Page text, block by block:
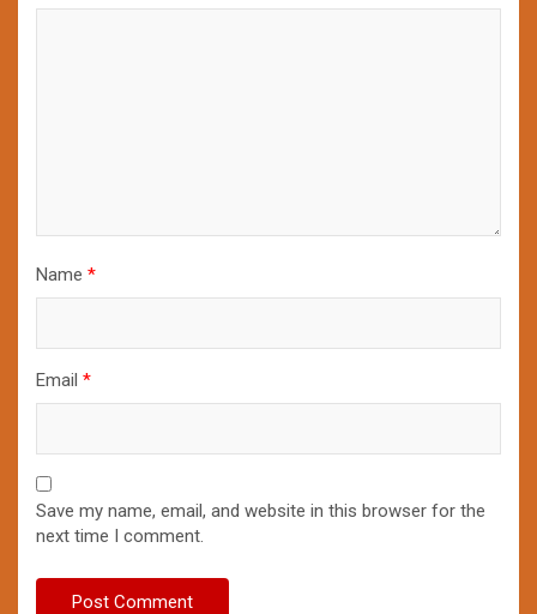
Name *
Email *
Save my name, email, and website in this browser for the
next time I comment.